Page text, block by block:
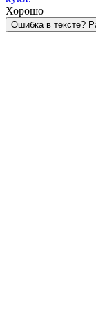
Хорошо
Ошибка в тексте?